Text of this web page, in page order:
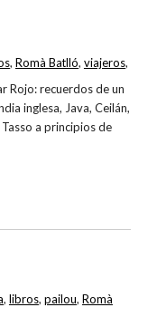
Rojo: recuerdos de un
inglesa, Java, Ceilán,
a principios de
, Romà Batlló, viajeros,
, libros, pailou, Romà